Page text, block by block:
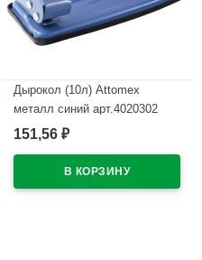
Дырокол (10л) Attomex
металл синий арт.4020302
В наличии
151,56 ₽